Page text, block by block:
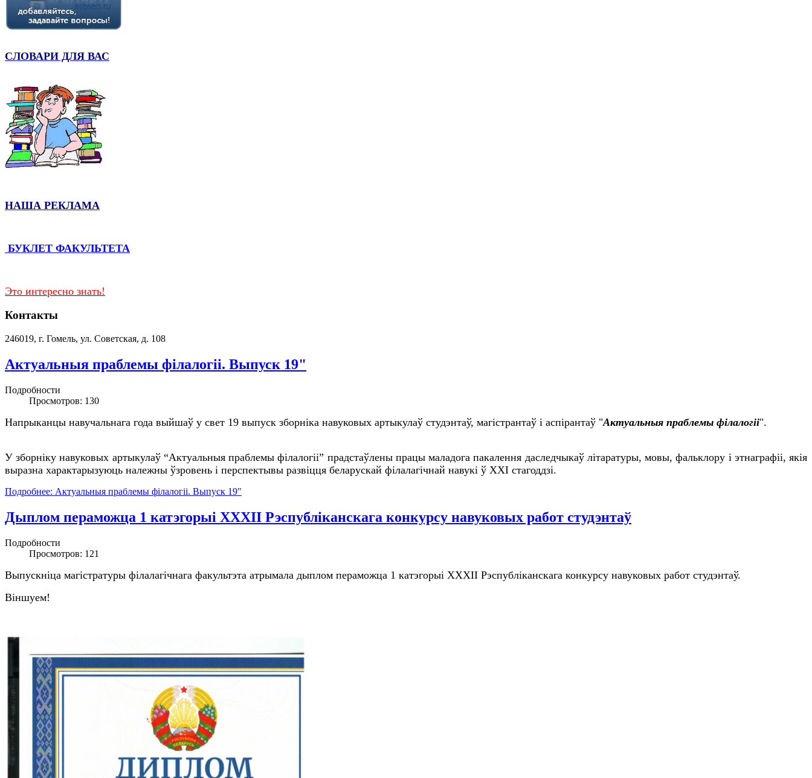
СЛОВАРИ ДЛЯ ВАС
НАША РЕКЛАМА
БУКЛЕТ ФАКУЛЬТЕТА
Это интересно знать!
Контакты
246019, г. Гомель, ул. Советская, д. 108
Актуальныя праблемы філалогіі. Выпуск 19"
Подробности
Просмотров: 130
Напрыканцы навучальнага года выйшаў у свет 19 выпуск зборніка навуковых артыкулаў студэнтаў, магістрантаў і аспірантаў "Актуальныя праблемы філалогіі".
У зборніку навуковых артыкулаў “Актуальныя праблемы філалогіі” прадстаўлены працы маладога пакалення даследчыкаў літаратуры, мовы, фальклору і этнаграфіі, якія
выразна характарызуюць належны ўзровень і перспектывы развіцця беларускай філалагічнай навукі ў ХХІ стагоддзі.
Подробнее: Актуальныя праблемы філалогіі. Выпуск 19"
Дыплом пераможца 1 катэгорыі ХХХІІ Рэспубліканскага конкурсу навуковых работ студэнтаў
Подробности
Просмотров: 121
Выпускніца магістратуры філалагічнага факультэта атрымала дыплом пераможца 1 катэгорыі ХХХІІ Рэспубліканскага конкурсу навуковых работ студэнтаў.
Віншуем!